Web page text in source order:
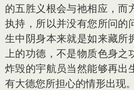
的五胜义根会与祂相应，而
执持，所以并没有您所问的
生中阴身本来就是如来藏所
上的功德，不是物质色身之
炸毁的宇航员当然能够再出
有大德您所担心的情形出现。